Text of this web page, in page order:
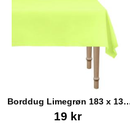
Borddug Limegrøn 183 x 137
cm
Varenr 9176319 kr